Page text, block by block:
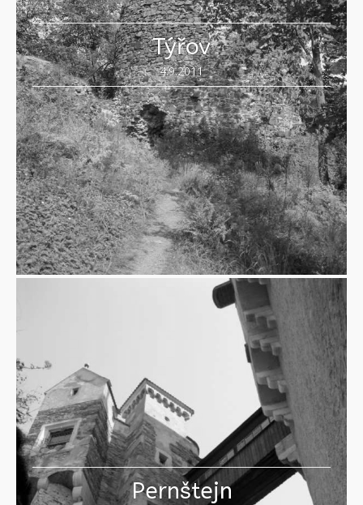
Týřov
4.9.2011
Pernštejn